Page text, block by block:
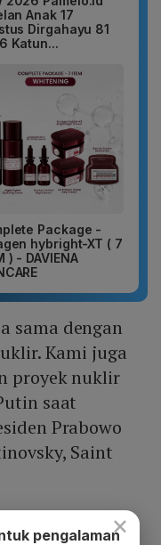
Anak 17
Dirgahayu 81
Katun...
Package -
hybright-XT ( 7
) - DAVIENA
sama dengan
Kami juga
proyek nuklir
saat
Prabowo
Saint
Rusia
×
pengalaman